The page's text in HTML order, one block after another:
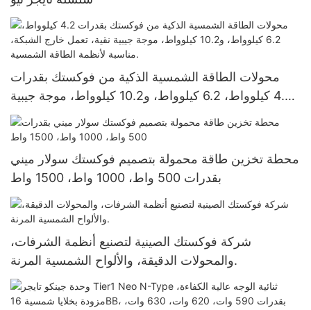
محولات الطاقة الشمسية الذكية من فوكستك بقدرات
4.2 كيلوواط، 6.2 كيلوواط، و10.2 كيلوواط، موجة جيبية
نقية، تعمل خارج الشبكة، مناسبة لأنظمة الطاقة
محطة تخزين طاقة محمولة بتصميم فوكستك سولار ميني
بقدرات 500 واط، 1000 واط، 1500 واط
شركة فوكستك الصينية لتصنيع أنظمة الشرفات،
والمحولات الدقيقة، والألواح الشمسية المرنة.